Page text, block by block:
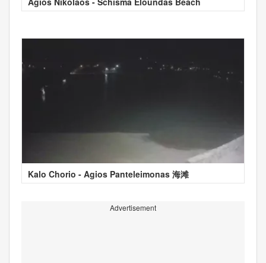
Kalo Chorio - Agios Panteleimonas 海滩
Advertisement